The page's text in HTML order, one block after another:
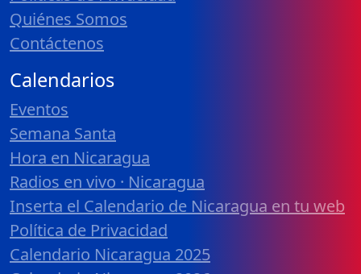
Quiénes Somos
Contáctenos
Calendarios
Eventos
Semana Santa
Hora en Nicaragua
Radios en vivo · Nicaragua
Inserta el Calendario de Nicaragua en tu web
Política de Privacidad
Calendario Nicaragua 2025